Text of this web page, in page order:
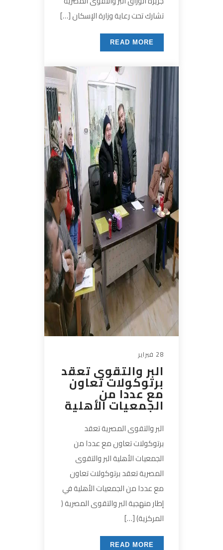
تشارك تحت رعاية وزارة الإسكان […]
READ MORE
28 فبراير
البر والتقوى تعقد
برتوكولات تعاون
مع عددا من
الجمعيات الأهلية
البر والتقوى المصرية تعقد
برتوكولات تعاون مع عددا من
الجمعيات الأهلية البر والتقوى
المصرية تعقد برتوكولات تعاون
مع عددا من الجمعيات الأهلية في
إطار منهجية البر والتقوى المصرية (
المركزية) […]
READ MORE